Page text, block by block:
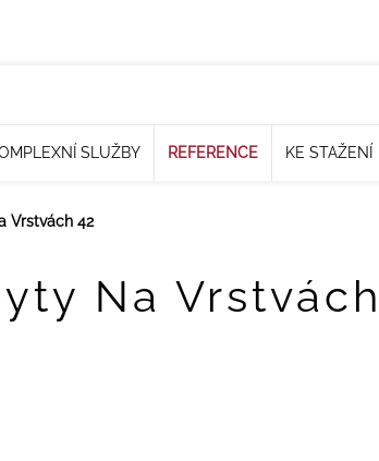
SLUŽBY REFERENCE KE STAŽENÍ
Vrstvách 42
Na